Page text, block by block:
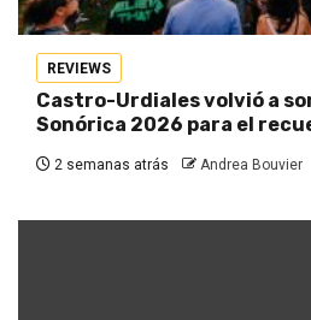
REVIEWS
Castro-Urdiales volvió a
Sonórica 2026 para el
2 semanas atrás Andrea Bouvier